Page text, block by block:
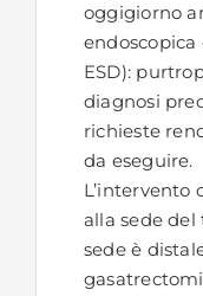
oggigiorno
ESD):
diagnosi
richieste
da eseguire.
L’intervento
alla sede
sede è